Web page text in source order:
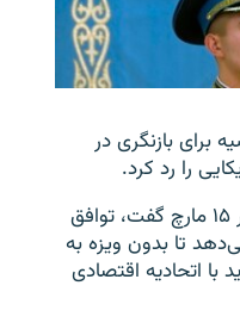
آزاد
برای بازنگری در
را رد کرد.
سرگئی لاوروف وزیر خارجه روسیه در ۱۵ مارچ گفت، توافق
تا بدون ویزه به
با اتحادیه اقتصادی